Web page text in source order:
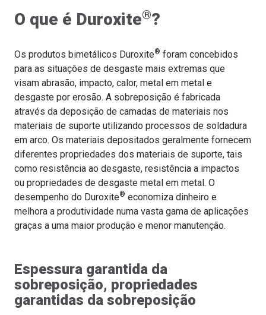
O que é Duroxite®?
Os produtos bimetálicos Duroxite® foram concebidos
para as situações de desgaste mais extremas que
visam abrasão, impacto, calor, metal em metal e
desgaste por erosão. A sobreposição é fabricada
através da deposição de camadas de materiais nos
materiais de suporte utilizando processos de soldadura
em arco. Os materiais depositados geralmente fornecem
diferentes propriedades dos materiais de suporte, tais
como resistência ao desgaste, resistência a impactos
ou propriedades de desgaste metal em metal. O
desempenho do Duroxite® economiza dinheiro e
melhora a produtividade numa vasta gama de aplicações
graças a uma maior produção e menor manutenção.
Espessura garantida da
sobreposição, propriedades
garantidas da sobreposição